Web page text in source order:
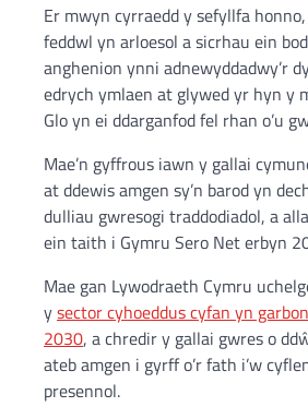
Er mwyn cyrraedd y sefyllfa
feddwl yn arloesol a sicrhau ein
anghenion ynni adnewyddadwy’r
edrych ymlaen at glywed yr hyn y
Glo yn ei ddarganfod fel rhan o’u
Mae’n gyffrous iawn y gallai
at ddewis amgen sy’n barod yn
dulliau gwresogi traddodiadol, a
ein taith i Gymru Sero Net erbyn
Mae gan Lywodraeth Cymru
ysector cyhoeddus cyfan yn
2030, a chredir y gallai gwres o
ateb amgen i gyrff o’r fath i’w
presennol.